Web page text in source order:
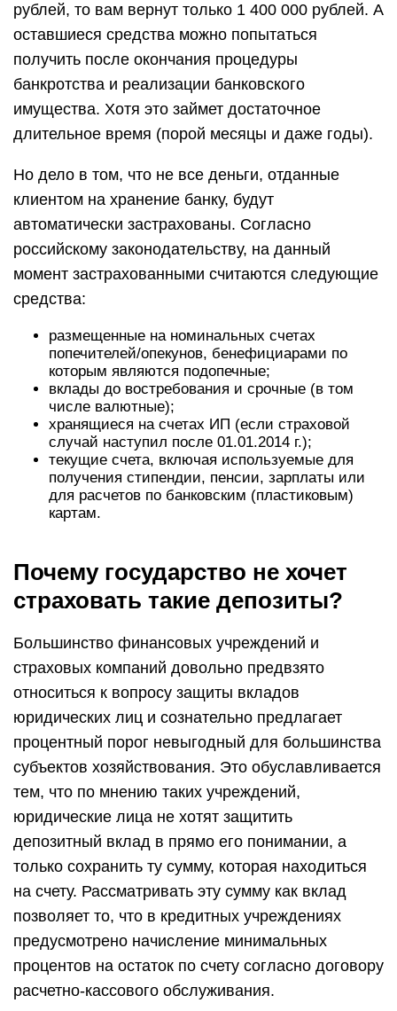
рублей, то вам вернут только 1 400 000 рублей. А
оставшиеся средства можно попытаться
получить после окончания процедуры
банкротства и реализации банковского
имущества. Хотя это займет достаточное
длительное время (порой месяцы и даже годы).
Но дело в том, что не все деньги, отданные
клиентом на хранение банку, будут
автоматически застрахованы. Согласно
российскому законодательству, на данный
момент застрахованными считаются следующие
средства:
размещенные на номинальных счетах
попечителей/опекунов, бенефициарами по
которым являются подопечные;
вклады до востребования и срочные (в том
числе валютные);
хранящиеся на счетах ИП (если страховой
случай наступил после 01.01.2014 г.);
текущие счета, включая используемые для
получения стипендии, пенсии, зарплаты или
для расчетов по банковским (пластиковым)
картам.
Почему государство не хочет
страховать такие депозиты?
Большинство финансовых учреждений и
страховых компаний довольно предвзято
относиться к вопросу защиты вкладов
юридических лиц и сознательно предлагает
процентный порог невыгодный для большинства
субъектов хозяйствования. Это обуславливается
тем, что по мнению таких учреждений,
юридические лица не хотят защитить
депозитный вклад в прямо его понимании, а
только сохранить ту сумму, которая находиться
на счету. Рассматривать эту сумму как вклад
позволяет то, что в кредитных учреждениях
предусмотрено начисление минимальных
процентов на остаток по счету согласно договору
расчетно-кассового обслуживания.